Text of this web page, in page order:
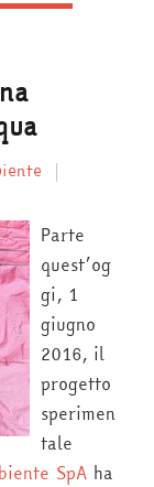
Parte
quest’og
gi, 1
giugno
2016, il
progetto
sperimen
tale
SpA ha